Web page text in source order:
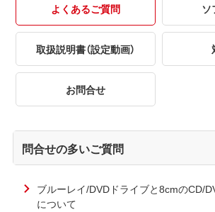
よくあるご質問
取扱説明書（設定動画）
お問合せ
問合せの多いご質問
ブルーレイ/DVDドライブと8cmのCD/
について